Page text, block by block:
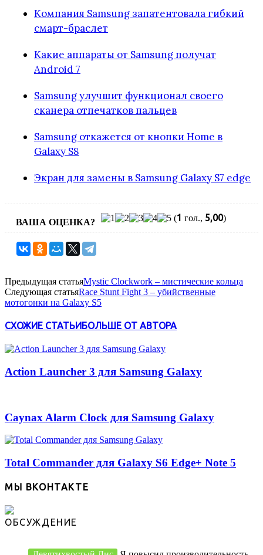
Компания Samsung запатентовала гибкий
смарт-браслет
Какие аппараты от Samsung получат
Android 7
Samsung улучшит функционал своего
сканера отпечатков пальцев
Samsung откажется от кнопки Home в
Galaxy S8
Экран для замены в Samsung Galaxy S7 edge
ВАША ОЦЕНКА? (1 гол., 5,00)
Предыдущая статьяMystic Clockwork – мистические кольца
Следующая статьяRace Stunt Fight 3 – убийственные
мотогонки на Galaxy S5
СХОЖИЕ СТАТЬИБОЛЬШЕ ОТ АВТОРА
Action Launcher 3 для Samsung Galaxy
Caynax Alarm Clock для Samsung Galaxy
Total Commander для Galaxy S6 Edge+ Note 5
МЫ ВКОНТАКТЕ
ОБСУЖДЕНИЕ